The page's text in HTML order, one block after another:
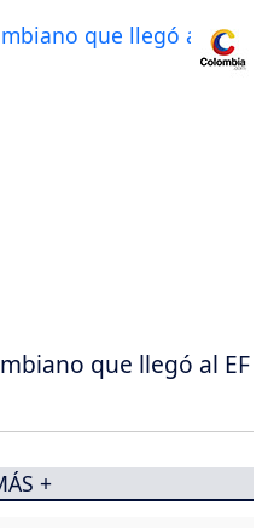
que llegó al EF
+